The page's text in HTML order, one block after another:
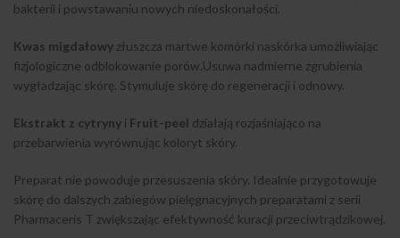
bakterii i powstawaniu nowych niedoskonałości.
Kwas migdałowy złuszcza martwe komórki naskórka umożliwiając
fizjologiczne odblokowanie porów.Usuwa nadmierne zgrubienia
wygładzając skórę. Stymuluje skórę do regeneracji i odnowy.
Ekstrakt z cytryny i Fruit-peel działają rozjaśniająco na
przebarwienia wyrównując koloryt skóry.
Preparat nie powoduje przesuszenia skóry. Idealnie przygotowuje
skórę do dalszych zabiegów pielęgnacyjnych preparatami z serii
Pharmaceris T zwiększając efektywność kuracji przeciwtrądzikowej.